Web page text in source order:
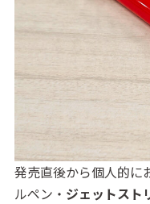
発売直後から個人的に
ルペン・ ジェットスト